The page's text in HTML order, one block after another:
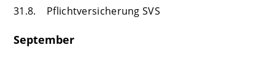
31.8. Pflichtversicherung SVS
September